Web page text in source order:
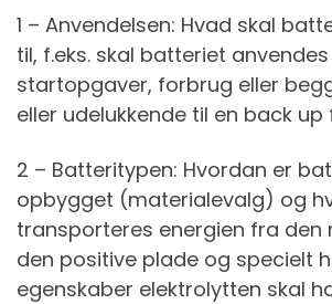
1 – Anvendelsen: Hvad skal
til, f.eks. skal batteriet
startopgaver, forbrug eller
eller udelukkende til en back up
2 – Batteritypen: Hvordan er
opbygget (materialevalg) og
transporteres energien fra den
den positive plade og specielt
egenskaber elektrolytten skal